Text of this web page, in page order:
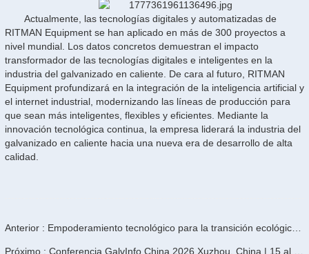
Actualmente, las tecnologías digitales y automatizadas de
RITMAN Equipment se han aplicado en más de 300 proyectos a
nivel mundial. Los datos concretos demuestran el impacto
transformador de las tecnologías digitales e inteligentes en la
industria del galvanizado en caliente. De cara al futuro, RITMAN
Equipment profundizará en la integración de la inteligencia artificial y
el internet industrial, modernizando las líneas de producción para
que sean más inteligentes, flexibles y eficientes. Mediante la
innovación tecnológica continua, la empresa liderará la industria del
galvanizado en caliente hacia una nueva era de desarrollo de alta
calidad.